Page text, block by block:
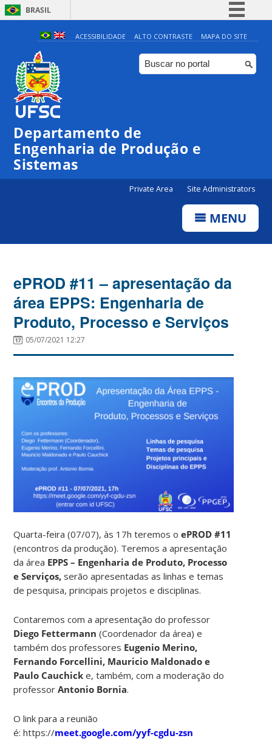
BRASIL
Simplifique!
Comunica BR
Participe
ACESSIBILIDADE ALTO CONTRASTE MAPA DO SITE
Departamento de
Engenharia de Produção e
Sistemas
Private Area Site Administrators
MENU
ePROD #11 – apresentação da
área EPPS: Engenharia de
Produto, Processo e Serviços
05/07/2021 12:27
Quarta-feira (07/07), às 17h teremos o ePROD #11
(encontros da produção). Teremos a apresentação
da área EPPS – Engenharia de Produto, Processo
e Serviços, serão apresentadas as linhas e temas
de pesquisa, principais projetos e disciplinas.
Contaremos com a apresentação do professor
Diego Fettermann (Coordenador da área) e
também dos professores Eugenio Merino,
Fernando Forcellini, Mauricio Maldonado e
Paulo Cauchicke, também, com a moderação do
professorAntonio Bornia.
O link para a reunião
é: https://meet.google.com/yyf-cgdu-zsn